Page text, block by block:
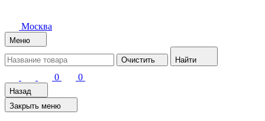
Москва
Меню
Очистить Найти
0 0
Назад
Закрыть меню